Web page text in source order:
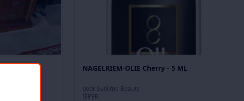
NAGELRIEM-OLIE Cherry - 5 ML
door Sublime-Beauty
IEPER